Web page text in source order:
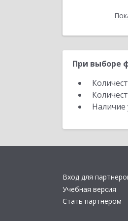
При выборе
Наличие
Вход для
Учебная версия
Стать партнером